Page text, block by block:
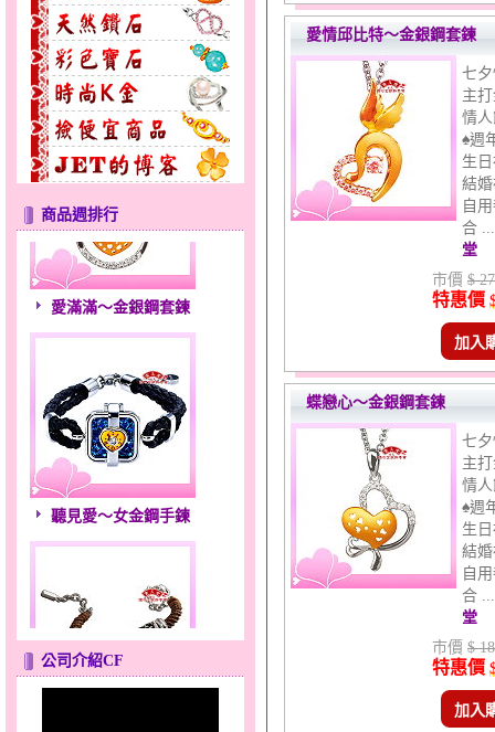
商品週排行
愛滿滿～金銀鋼套鍊
聽見愛～女金鋼手鍊
公司介紹CF
愛情邱比特～金銀鋼套鍊
七
主
情
♠週
生
結
自
合
堂
市價 $
特惠價
加入
蝶戀心～金銀鋼套鍊
七
主
情
♠週
生
結
自
合
堂
市價 $
特惠價
加入